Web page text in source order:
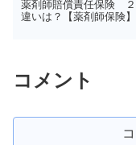
薬剤師賠償責任保険
違いは？【薬剤師保険】
コメント